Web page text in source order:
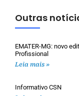
Outras
EMATER-MG: novo
Profissional
Leia mais »
Informativo CSN